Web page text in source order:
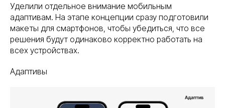
Уделили отдельное внимание мобильным
адаптивам. На этапе концепции сразу подготовили
макеты для смартфонов, чтобы убедиться, что все
решения будут одинаково корректно работать на
всех устройствах.
Адаптивы